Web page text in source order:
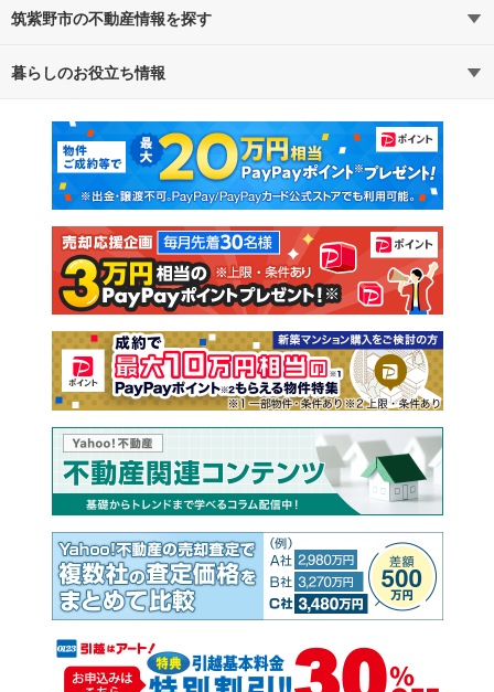
路線・駅から探す
通勤・通学時間から探す
筑紫野市の不動産情報を探す
不動産・住宅
新築マンション 中古マンション
新築一戸建て 中古一戸建て
注文住宅 土地
売却査定
暮らしのお役立ち情報
マンションカタログ 教えて！住まいの先生